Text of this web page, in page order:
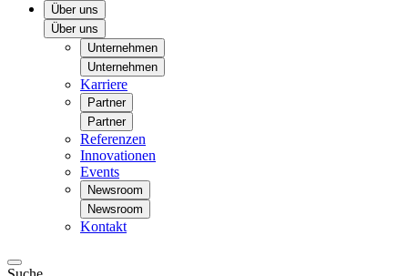
Über uns
Über uns
Unternehmen
Unternehmen
Karriere
Partner
Partner
Referenzen
Innovationen
Events
Newsroom
Newsroom
Kontakt